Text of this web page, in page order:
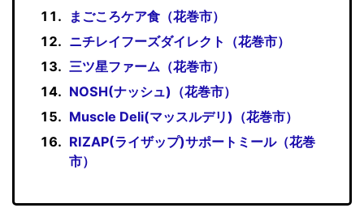
まごころケア食（花巻市）
ニチレイフーズダイレクト（花巻市）
三ツ星ファーム（花巻市）
NOSH(ナッシュ)（花巻市）
Muscle Deli(マッスルデリ)（花巻市）
RIZAP(ライザップ)サポートミール（花巻
市）